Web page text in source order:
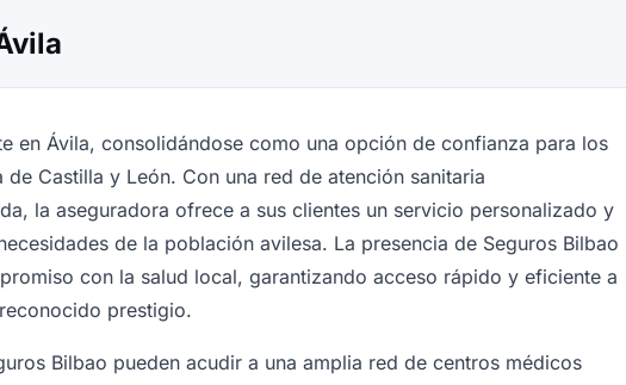
en Ávila, consolidándose como una opción de confianza para los
Castilla y León. Con una red de atención sanitaria
la aseguradora ofrece a sus clientes un servicio personalizado y
de la población avilesa. La presencia de Seguros Bilbao
con la salud local, garantizando acceso rápido y eficiente a
prestigio.
Bilbao pueden acudir a una amplia red de centros médicos